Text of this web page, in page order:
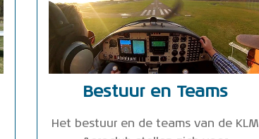
Bestuur en Teams
Het bestuur en de teams van de KLM